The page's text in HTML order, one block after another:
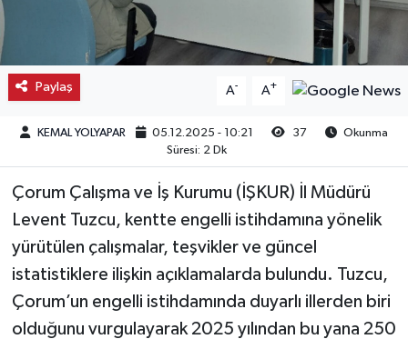
Paylaş A- A+
KEMAL YOLYAPAR 05.12.2025 - 10:21 37
Okunma
Süresi: 2 Dk
Çorum Çalışma ve İş Kurumu (İŞKUR) İl Müdürü
Levent Tuzcu, kentte engelli istihdamına yönelik
yürütülen çalışmalar, teşvikler ve güncel
istatistiklere ilişkin açıklamalarda bulundu. Tuzcu,
Çorum’un engelli istihdamında duyarlı illerden biri
olduğunu vurgulayarak 2025 yılından bu yana 250
Laçin
Mecitözü
Oğuzlar
Ortaköy
Osmancık
Sungurlu